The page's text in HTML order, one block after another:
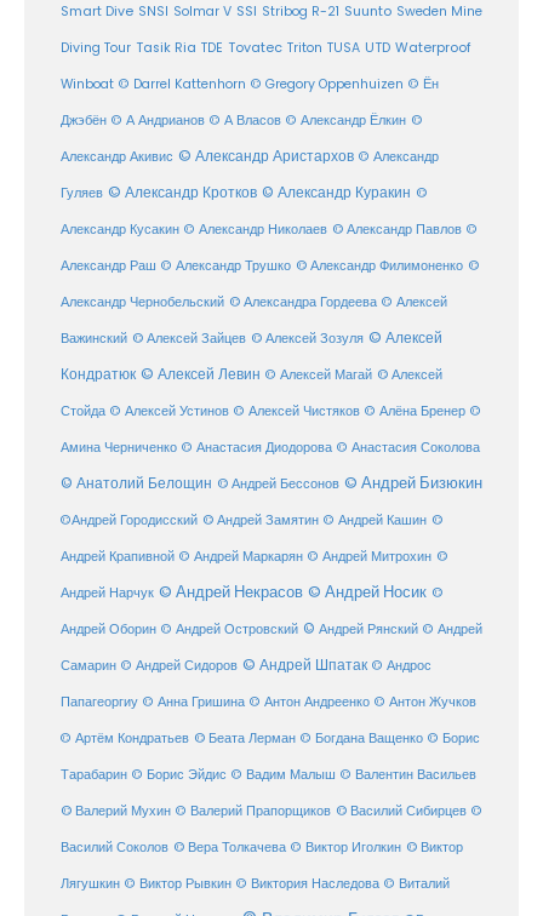
Smart Dive SNSI Solmar V SSI Stribog R-21 Suunto Sweden Mine
Diving Tour Tasik Ria TDE Tovatec Triton TUSA UTD Waterproof
Winboat © Darrel Kattenhorn © Gregory Oppenhuizen © Ён
Джэбён © А Андрианов © А Власов © Александр Ёлкин ©
Александр Акивис © Александр Аристархов © Александр
Гуляев © Александр Кротков © Александр Куракин ©
Александр Кусакин © Александр Николаев © Александр Павлов ©
Александр Раш © Александр Трушко © Александр Филимоненко ©
Александр Чернобельский © Александра Гордеева © Алексей
Важинский © Алексей Зайцев © Алексей Зозуля © Алексей
Кондратюк © Алексей Левин © Алексей Магай © Алексей
Стойда © Алексей Устинов © Алексей Чистяков © Алёна Бренер ©
Амина Черниченко © Анастасия Диодорова © Анастасия Соколова
© Анатолий Белощин © Андрей Бессонов © Андрей Бизюкин
©Андрей Городисский © Андрей Замятин © Андрей Кашин ©
Андрей Крапивной © Андрей Маркарян © Андрей Митрохин ©
Андрей Нарчук © Андрей Некрасов © Андрей Носик ©
Андрей Оборин © Андрей Островский © Андрей Рянский © Андрей
Самарин © Андрей Сидоров © Андрей Шпатак © Андрос
Папагеоргиу © Анна Гришина © Антон Андреенко © Антон Жучков
© Артём Кондратьев © Беата Лерман © Богдана Ващенко © Борис
Тарабарин © Борис Эйдис © Вадим Малыш © Валентин Васильев
© Валерий Мухин © Валерий Прапорщиков © Василий Сибирцев ©
Василий Соколов © Вера Толкачева © Виктор Иголкин © Виктор
Лягушкин © Виктор Рывкин © Виктория Наследова © Виталий